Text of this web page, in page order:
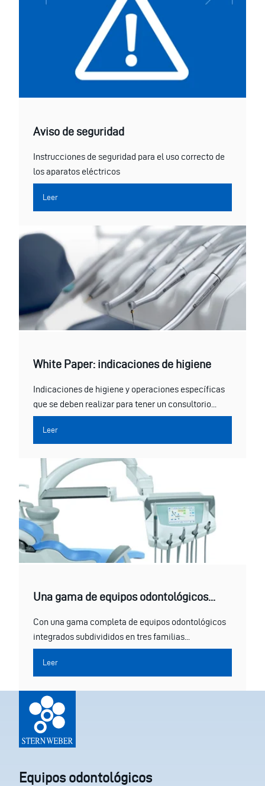
Aviso de seguridad
Instrucciones de seguridad para el uso correcto de
los aparatos eléctricos
Leer
White Paper: indicaciones de higiene
Indicaciones de higiene y operaciones específicas
que se deben realizar para tener un consultorio...
Leer
Una gama de equipos odontológicos...
Con una gama completa de equipos odontológicos
integrados subdivididos en tres familias...
Leer
Equipos odontológicos